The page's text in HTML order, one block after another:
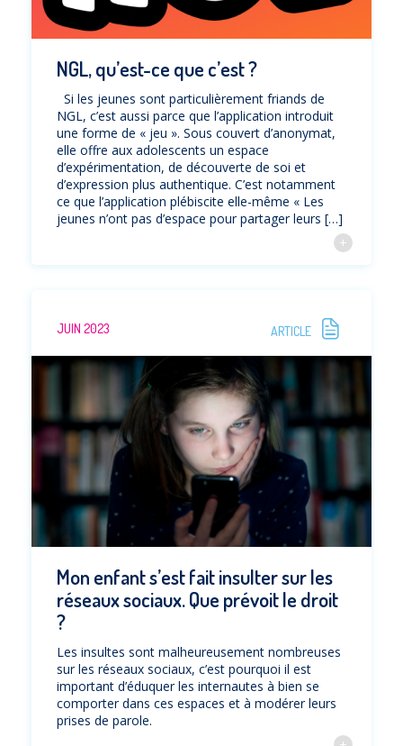
NGL, qu’est-ce que c’est ?
Si les jeunes sont particulièrement friands de
NGL, c’est aussi parce que l’application introduit
une forme de « jeu ». Sous couvert d’anonymat,
elle offre aux adolescents un espace
d’expérimentation, de découverte de soi et
d’expression plus authentique. C’est notamment
ce que l’application plébiscite elle-même « Les
jeunes n’ont pas d’espace pour partager leurs […]
JUIN 2023 ARTICLE
Mon enfant s’est fait insulter sur les
réseaux sociaux. Que prévoit le droit
?
Les insultes sont malheureusement nombreuses
sur les réseaux sociaux, c’est pourquoi il est
important d’éduquer les internautes à bien se
comporter dans ces espaces et à modérer leurs
prises de parole.